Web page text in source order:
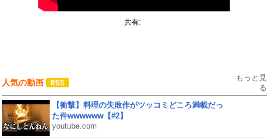
共有:
人気の動画
もっと見
る
【衝撃】料理の失敗作がツッコミどころ満載だっ
た件wwwwww【#2】
youtube.com